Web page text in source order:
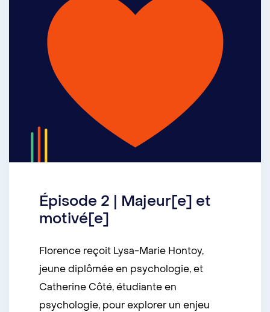
Épisode 2 | Majeur[e] et
motivé[e]
Florence reçoit Lysa-Marie Hontoy,
jeune diplômée en psychologie, et
Catherine Côté, étudiante en
psychologie, pour explorer un enjeu